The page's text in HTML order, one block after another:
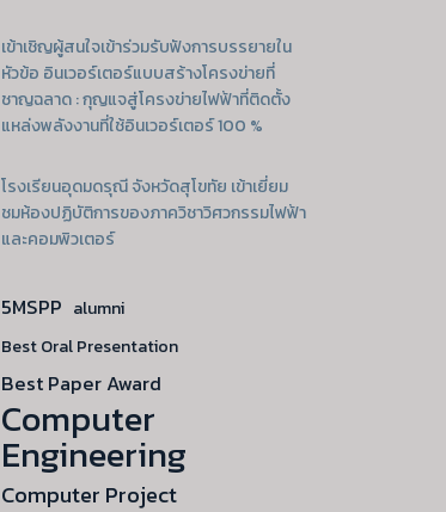
เข้าเชิญผู้สนใจเข้าร่วมรับฟังการบรรยายใน
หัวข้อ อินเวอร์เตอร์แบบสร้างโครงข่ายที่
ชาญฉลาด : กุญแจสู่โครงข่ายไฟฟ้าที่ติดตั้ง
แหล่งพลังงานที่ใช้อินเวอร์เตอร์ 100 %
โรงเรียนอุดมดรุณี จังหวัดสุโขทัย เข้าเยี่ยม
ชมห้องปฏิบัติการของภาควิชาวิศวกรรมไฟฟ้า
และคอมพิวเตอร์
5MSPP alumni
Best Oral Presentation
Best Paper Award
Computer
Engineering
Computer Project